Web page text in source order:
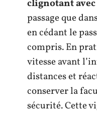
clignotant
passage que
en cédant le
compris. En
vitesse avant
distances et
conserver la
sécurité. Cette